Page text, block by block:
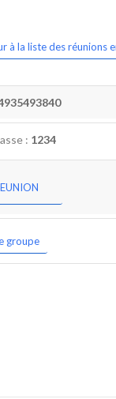
à la liste des réunions
: 1234
groupe